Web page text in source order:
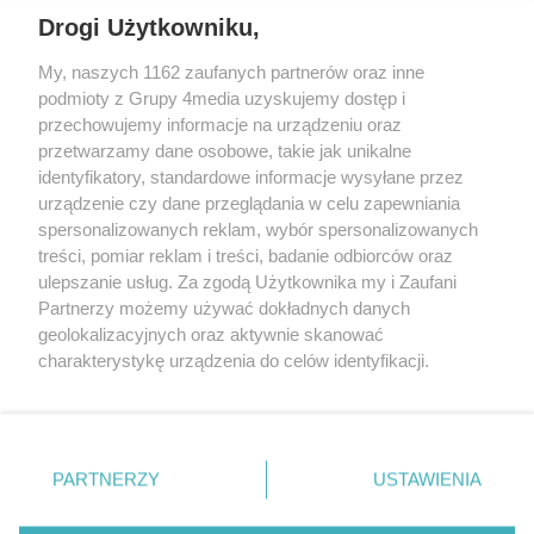
Redakcja Reklama Prywatność
Praca Łódź
the:protocol
Facebook.com
Youtube.com
Drogi Użytkowniku,
My, naszych 1162 zaufanych partnerów oraz inne
podmioty z Grupy 4media uzyskujemy dostęp i
przechowujemy informacje na urządzeniu oraz
przetwarzamy dane osobowe, takie jak unikalne
identyfikatory, standardowe informacje wysyłane przez
urządzenie czy dane przeglądania w celu zapewniania
spersonalizowanych reklam, wybór spersonalizowanych
treści, pomiar reklam i treści, badanie odbiorców oraz
ulepszanie usług. Za zgodą Użytkownika my i Zaufani
Partnerzy możemy używać dokładnych danych
geolokalizacyjnych oraz aktywnie skanować
charakterystykę urządzenia do celów identyfikacji.
zmienić/wycofać klikając przycisk ustawień prywatności
znajdujący się w lewym dolnym rogu strony
. Niektóre
PARTNERZY USTAWIENIA